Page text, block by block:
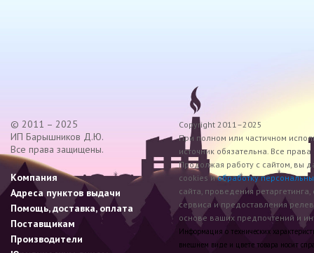
© 2011 – 2025
ИП Барышников Д.Ю.
Все права защищены.
Компания
Адреса пунктов выдачи
Помощь, доставка, оплата
Поставщикам
Производители
Copyright 2011–2025
При полном или частичном
источник обязательна. Все
Продолжая работу с сайтом, вы
cookies иобработку
сайта, проведения
сервиса и предоставления
основе ваших предпочтений и
Информация о технических
внешнем виде и цвете товара носит